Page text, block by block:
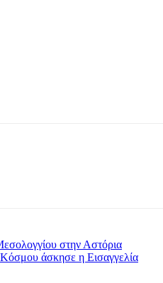
στην Αστόρια
Κόσμου άσκησε η Εισαγγελία